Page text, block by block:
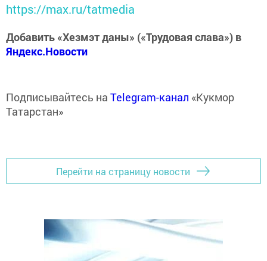
https://max.ru/tatmedia
Добавить «Хезмэт даны» («Трудовая слава») в
Яндекс.Новости
Подписывайтесь на Telegram-канал «Кукмор
Татарстан»
Перейти на страницу новости